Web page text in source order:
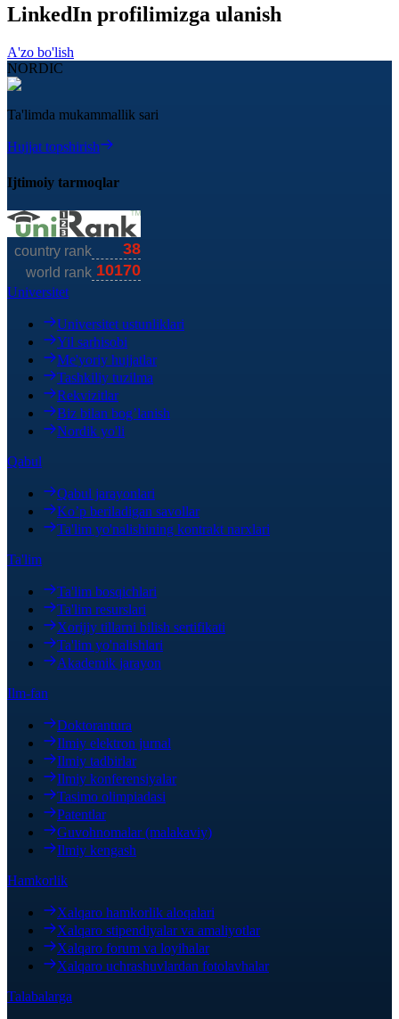
LinkedIn profilimizga ulanish
A'zo bo'lish
NORDIC
Ta'limda mukammallik sari
Hujjat topshirish
Ijtimoiy tarmoqlar
Universitet
Universitet ustunliklari
Yil sarhisobi
Me'yoriy hujjatlar
Tashkiliy tuzilma
Rekvizitlar
Biz bilan bog’lanish
Nordik yo'li
Qabul
Qabul jarayonlari
Ko’p beriladigan savollar
Ta'lim yo'nalishining kontrakt narxlari
Ta'lim
Ta'lim bosqichlari
Ta'lim resurslari
Xorijiy tillarni bilish sertifikati
Ta'lim yo'nalishlari
Akademik jarayon
Ilm-fan
Doktorantura
Ilmiy elektron jurnal
Ilmiy tadbirlar
Ilmiy konferensiyalar
Tasimo olimpiadasi
Patentlar
Guvohnomalar (malakaviy)
Ilmiy kengash
Hamkorlik
Xalqaro hamkorlik aloqalari
Xalqaro stipendiyalar va amaliyotlar
Xalqaro forum va loyihalar
Xalqaro uchrashuvlardan fotolavhalar
Talabalarga